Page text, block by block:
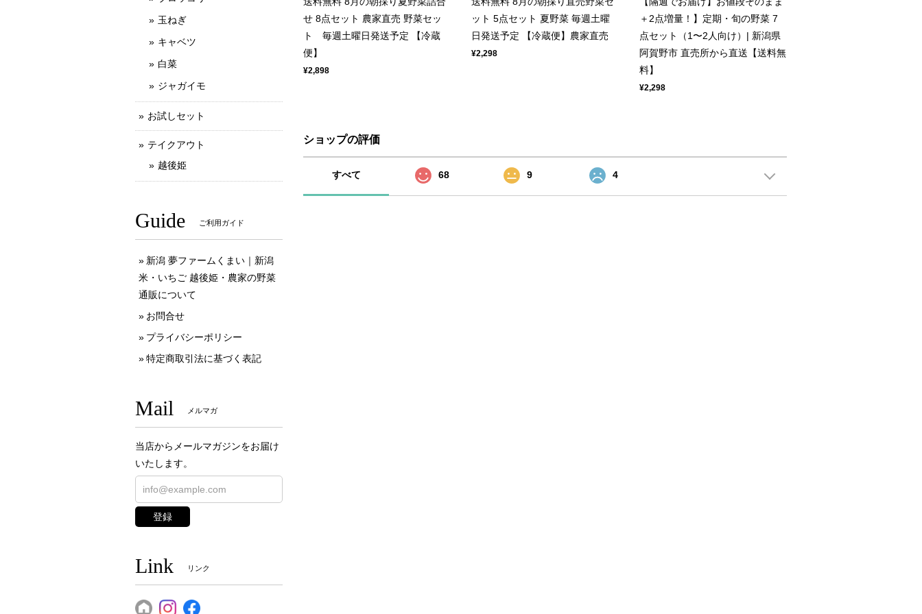
せ 8点セット 農家直売 野菜セッ
ト 毎週土曜日発送予定 【冷蔵
便】
¥2,898
ット 5点セット 夏野菜 毎週土曜
日発送予定 【冷蔵便】農家直売
¥2,298
＋2点増量！】定期・旬の野菜 7
点セット（1〜2人向け）| 新潟県
阿賀野市 直売所から直送【送料無
料】
¥2,298
ショップの評価
すべて 68 9 4
玉ねぎ
キャベツ
白菜
ジャガイモ
お試しセット
テイクアウト
越後姫
Guide ご利用ガイド
新潟 夢ファームくまい｜新潟
米・いちご 越後姫・農家の野菜
通販について
お問合せ
プライバシーポリシー
特定商取引法に基づく表記
Mail メルマガ
当店からメールマガジンをお届け
いたします。
登録
Link リンク